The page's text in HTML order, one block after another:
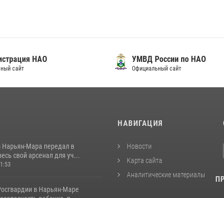
НАО
сайт
УМВД России по НАО
Официальный сайт
Нарьян-Мара передал в
свой арсенал для уч...
в Нарьян-Маре
НАВИГАЦИЯ
Новости
Карта сайта
Аналитические материалы